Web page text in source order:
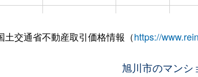
850万円 旭川 徒歩
旭川 徒歩
土交通省不動産取引価格情報（https://
旭川市のマンシ